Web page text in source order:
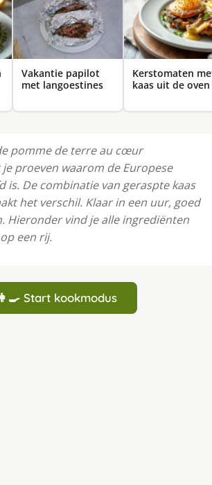
Vakantie papilot
met langoestines
Kerstomaten
kaas uit de oven
pomme de terre au cœur
je proeven waarom de Europese
is. De combinatie van geraspte kaas
het verschil. Klaar in een uur, goed
Hieronder vind je alle ingrediënten
een rij.
👩‍🍳 Start kookmodus